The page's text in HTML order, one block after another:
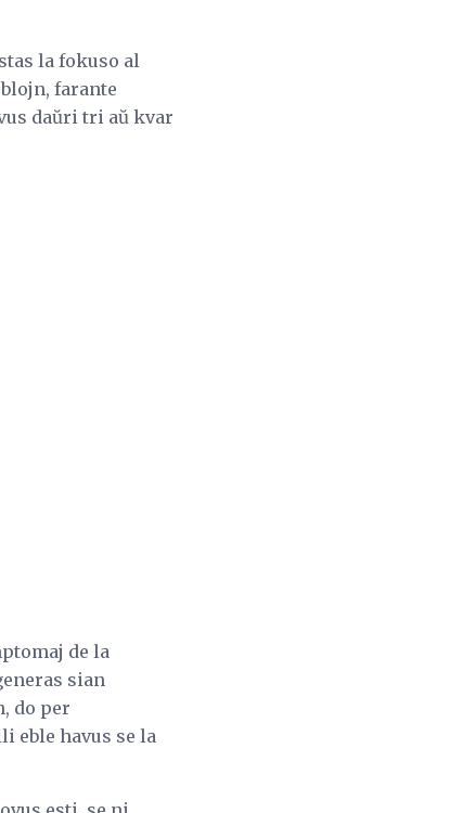
la fokuso al
farante
daŭri tri aŭ kvar
de la
sian
do per
eble havus se la